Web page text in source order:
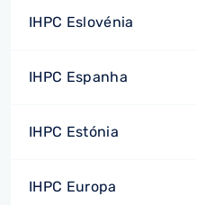
IHPC Eslovénia
IHPC Espanha
IHPC Estónia
IHPC Europa